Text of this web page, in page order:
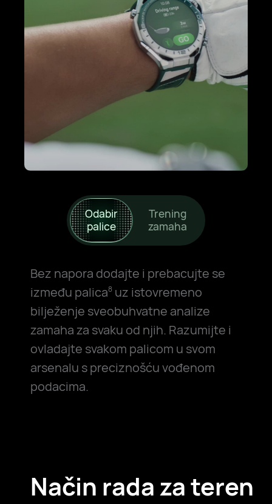
Odabir
palice
Trening
zamaha
Bez napora dodajte i prebacujte se
između palica8 uz istovremeno
bilježenje sveobuhvatne analize
zamaha za svaku od njih. Razumijte i
ovladajte svakom palicom u svom
arsenalu s preciznošću vođenom
podacima.
Način rada za teren